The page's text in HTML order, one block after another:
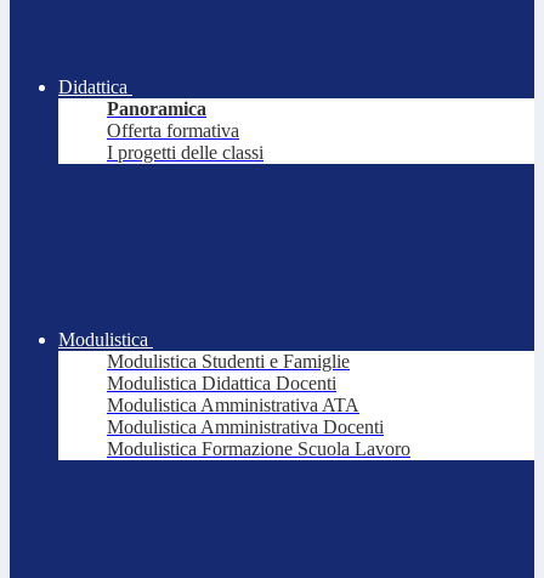
Didattica
Panoramica
Offerta formativa
I progetti delle classi
Modulistica
Modulistica Studenti e Famiglie
Modulistica Didattica Docenti
Modulistica Amministrativa ATA
Modulistica Amministrativa Docenti
Modulistica Formazione Scuola Lavoro